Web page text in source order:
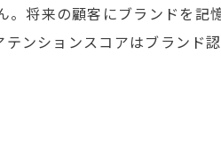
。将来の顧客にブランドを記
ンションスコアはブランド